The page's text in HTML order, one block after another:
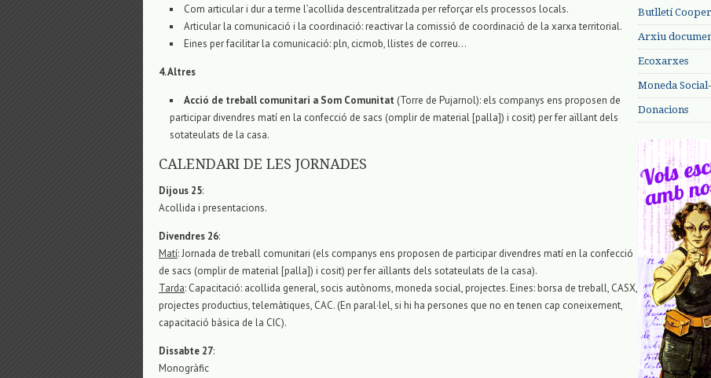
Com articular i dur a terme l’acollida descentralitzada per reforçar els processos locals.
Articular la comunicació i la coordinació: reactivar la comissió de coordinació de la xarxa territorial.
Eines per facilitar la comunicació: pln, cicmob, llistes de correu…
4. Altres
Acció de treball comunitari a Som Comunitat (Torre de Pujarnol): els companys ens proposen de
participar divendres matí en la confecció de sacs (omplir de material [palla]) i cosit) per fer aïllant dels
sotateulats de la casa.
CALENDARI DE LES JORNADES
Dijous 25:
Acollida i presentacions.
Divendres 26:
Matí: Jornada de treball comunitari (els companys ens proposen de participar divendres matí en la confecció
de sacs (omplir de material [palla]) i cosit) per fer aïllants dels sotateulats de la casa).
Tarda: Capacitació: acollida general, socis autònoms, moneda social, projectes. Eines: borsa de treball, CASX,
projectes productius, telemàtiques, CAC. (En paral·lel, si hi ha persones que no en tenen cap coneixement,
capacitació bàsica de la CIC).
Dissabte 27:
Monogràfic
Butlletí
Arxiu
Ecoxarxes
Moneda
Donacions